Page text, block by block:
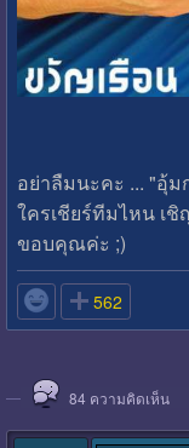
อย่าลืมนะคะ ... "อุ้
ใครเชียร์ทีมไหน เ
ขอบคุณค่ะ ;)
 562
84 ความคิดเห็น